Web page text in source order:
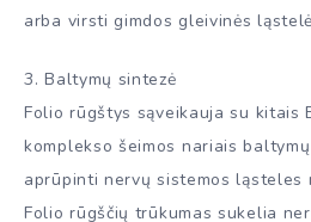
arba virsti gimdos gleivinės
3. Baltymų sintezė
Folio rūgštys sąveikauja su kitais
komplekso šeimos nariais
aprūpinti nervų sistemos ląsteles
Folio rūgščių trūkumas sukelia